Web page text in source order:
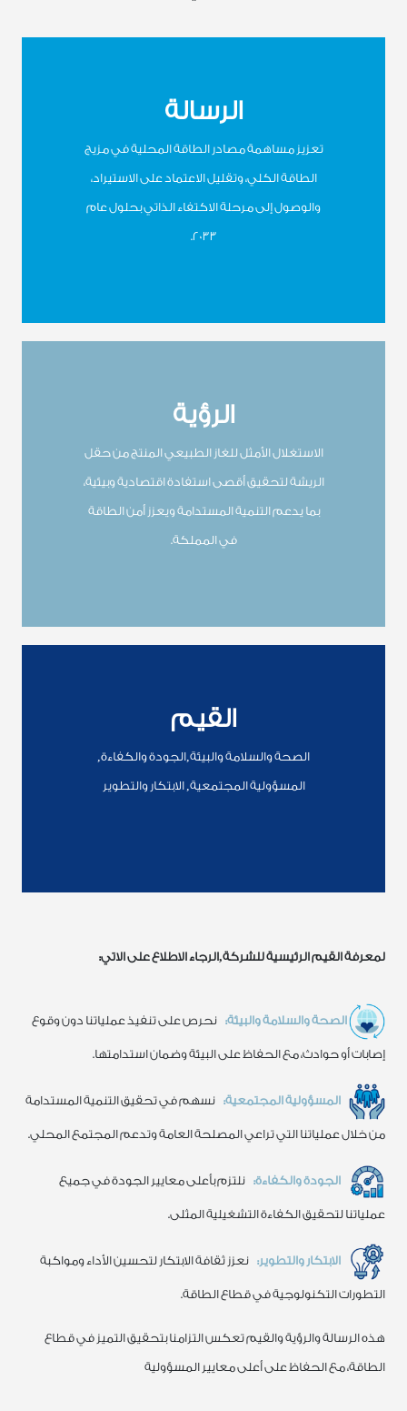
الرسالة
تعزيز مساهمة مصادر الطاقة المحلية في مزيج
الطاقة الكلي، وتقليل الاعتماد على الاستيراد،
والوصول إلى مرحلة الاكتفاء الذاتي بحلول عام
2033.
الرؤية
الاستغلال الأمثل للغاز الطبيعي المنتج من حقل
الريشة لتحقيق أقصى استفادة اقتصادية وبيئية،
بما يدعم التنمية المستدامة ويعزز أمن الطاقة
في المملكة.
القيم
الصحة والسلامة والبيئة,الجودة والكفاءة,
المسؤولية المجتمعية, الابتكار والتطوير
لمعرفة القيم الرئيسية للشركة,الرجاء الاطلاع على الاتي:
الصحة والسلامة والبيئة: نحرص على تنفيذ عملياتنا دون وقوع
إصابات أو حوادث، مع الحفاظ على البيئة وضمان استدامتها.
المسؤولية المجتمعية: نسهم في تحقيق التنمية المستدامة
من خلال عملياتنا التي تراعي المصلحة العامة وتدعم المجتمع المحلي.
الجودة والكفاءة: نلتزم بأعلى معايير الجودة في جميع
عملياتنا لتحقيق الكفاءة التشغيلية المثلى.
الابتكار والتطوير: نعزز ثقافة الابتكار لتحسين الأداء ومواكبة
التطورات التكنولوجية في قطاع الطاقة.
هذه الرسالة والرؤية والقيم تعكس التزامنا بتحقيق التميز في قطاع
الطاقة، مع الحفاظ على أعلى معايير المسؤولية